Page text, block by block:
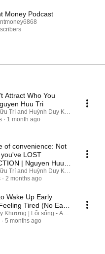
Money Podcast
Attract Who You
Huu Tri
Trí and Huỳnh Duy Khương
1 month ago
of convenience: Not
LOST
| Nguyen Huu
Duy Khuong
Trí and Huỳnh Duy Khương
2 months ago
Wake Up Early
Tired (No Early
Khương | Lối sống - Ăn uống and
5 months ago